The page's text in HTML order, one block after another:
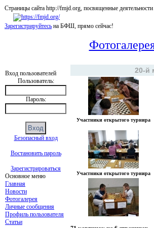
Страницы сайта http://fmjd.org, посвященные
Зарегистрируйтесь на БФШ, прямо сейчас!
Вход пользователей
Пользователь:
Пароль:
Безопасный вход
Востановить пароль
Зарегистрироваться
Основное меню
Главная
Новости
Фотогалерея
Личные сообщения
Профиль пользователя
Статьи
20-й
Участники открытого турнира
Участники открытого турнира